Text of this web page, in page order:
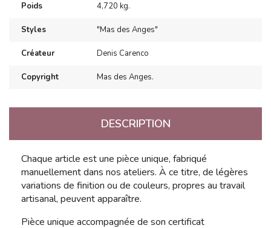
Poids 4,720 kg.
Styles "Mas des Anges"
Créateur Denis Carenco
Copyright Mas des Anges.
DESCRIPTION
Chaque article est une pièce unique, fabriqué
manuellement dans nos ateliers. À ce titre, de légères
variations de finition ou de couleurs, propres au travail
artisanal, peuvent apparaître.
Pièce unique accompagnée de son certificat